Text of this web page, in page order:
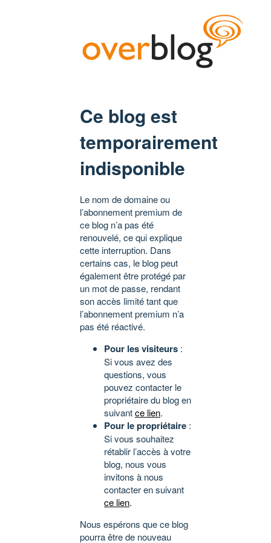
Ce blog est
temporairement
indisponible
Le nom de domaine ou
l’abonnement premium de
ce blog n’a pas été
renouvelé, ce qui explique
cette interruption. Dans
certains cas, le blog peut
également être protégé par
un mot de passe, rendant
son accès limité tant que
l’abonnement premium n’a
pas été réactivé.
Pour les visiteurs :
Si vous avez des
questions, vous
pouvez contacter le
propriétaire du blog en
suivantce lien.
Pour le propriétaire :
Si vous souhaitez
rétablir l’accès à votre
blog, nous vous
invitons à nous
contacter en suivant
ce lien.
Nous espérons que ce blog
pourra être de nouveau